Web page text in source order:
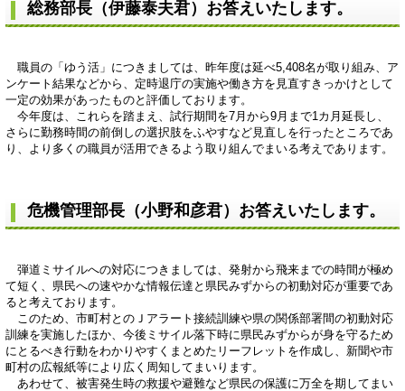
総務部長（伊藤泰夫君）お答えいたします。
職員の「ゆう活」につきましては、昨年度は延べ5,408名が取り組み、ア
ンケート結果などから、定時退庁の実施や働き方を見直すきっかけとして
一定の効果があったものと評価しております。
今年度は、これらを踏まえ、試行期間を7月から9月まで1カ月延長し、
さらに勤務時間の前倒しの選択肢をふやすなど見直しを行ったところであ
り、より多くの職員が活用できるよう取り組んでまいる考えであります。
危機管理部長（小野和彦君）お答えいたします。
弾道ミサイルへの対応につきましては、発射から飛来までの時間が極め
て短く、県民への速やかな情報伝達と県民みずからの初動対応が重要であ
ると考えております。
このため、市町村とのＪアラート接続訓練や県の関係部署間の初動対応
訓練を実施したほか、今後ミサイル落下時に県民みずからが身を守るため
にとるべき行動をわかりやすくまとめたリーフレットを作成し、新聞や市
町村の広報紙等により広く周知してまいります。
あわせて、被害発生時の救援や避難など県民の保護に万全を期してまい